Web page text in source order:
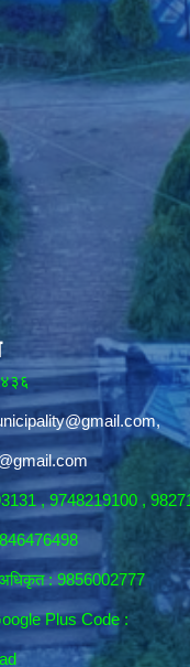
,
, 9748219100 ,
: 9856002777
Plus Code :